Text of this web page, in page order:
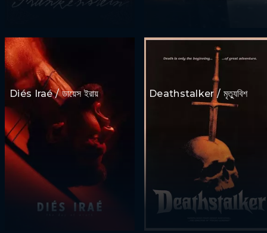
Diés Iraé / ডায়েস ইরায় Deathstalker / মৃত্যুবিশ